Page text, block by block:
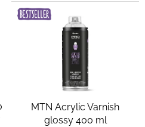
MTN Acrylic Varnish
glossy 400 ml